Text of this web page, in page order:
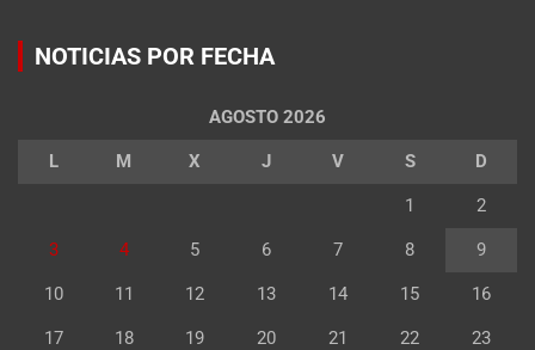
NOTICIAS POR FECHA
AGOSTO 2026
L M X J V S D
1 2
3 4 5 6 7 8 9
10 11 12 13 14 15 16
17 18 19 20 21 22 23